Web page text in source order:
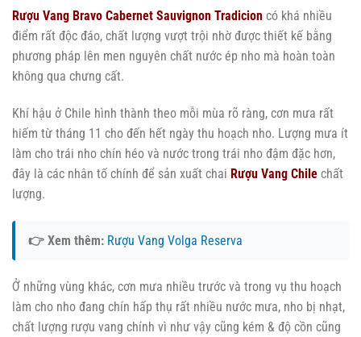
Rượu Vang Bravo Cabernet Sauvignon Tradicion có khá nhiều
điểm rất độc đáo, chất lượng vượt trội nhờ được thiết kế bằng
phương pháp lên men nguyên chất nước ép nho mà hoàn toàn
không qua chưng cất.
Khí hậu ở Chile hình thành theo mỗi mùa rõ ràng, cơn mưa rất
hiếm từ tháng 11 cho đến hết ngày thu hoạch nho. Lượng mưa ít
làm cho trái nho chín héo và nước trong trái nho đậm đặc hơn,
đây là các nhân tố chính để sản xuất chai Rượu Vang Chile chất
lượng.
👉 Xem thêm: Rượu Vang Volga Reserva
Ở những vùng khác, cơn mưa nhiều trước và trong vụ thu hoạch
làm cho nho đang chín hấp thụ rất nhiều nước mưa, nho bị nhạt,
chất lượng rượu vang chính vì như vậy cũng kém & độ cồn cũng